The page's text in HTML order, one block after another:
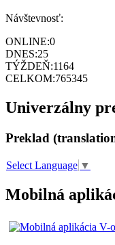
Návštevnosť:
ONLINE:0
DNES:25
TÝŽDEŇ:1164
CELKOM:765345
Univerzálny
Preklad
Select Language ▼
Mobilná